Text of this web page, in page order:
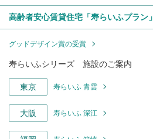
高齢者安心賃貸住宅「寿らいふプラン」
グッドデザイン賞の受賞
寿らいふシリーズ 施設のご案内
東京 寿らいふ 青雲
大阪 寿らいふ 深江